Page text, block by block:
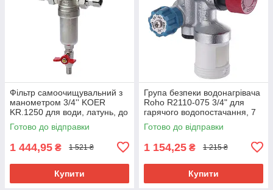
Фільтр самоочищувальний з
манометром 3/4'' KOER
KR.1250 для води, латунь, до
10 бар (KR2657)
Готово до відправки
1 444,95 ₴ 1 521 ₴
Купити
Група безпеки водонагрівача
Roho R2110-075 3/4" для
гарячого водопостачання, 7
бар (RO0163)
Готово до відправки
1 154,25 ₴ 1 215 ₴
Купити